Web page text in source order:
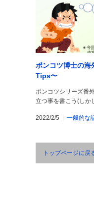
ポンコツ博士の海
Tips〜
ポンコツシリーズ
立つ事を書こう(し
2022/2/5 一般的な
トップページに戻